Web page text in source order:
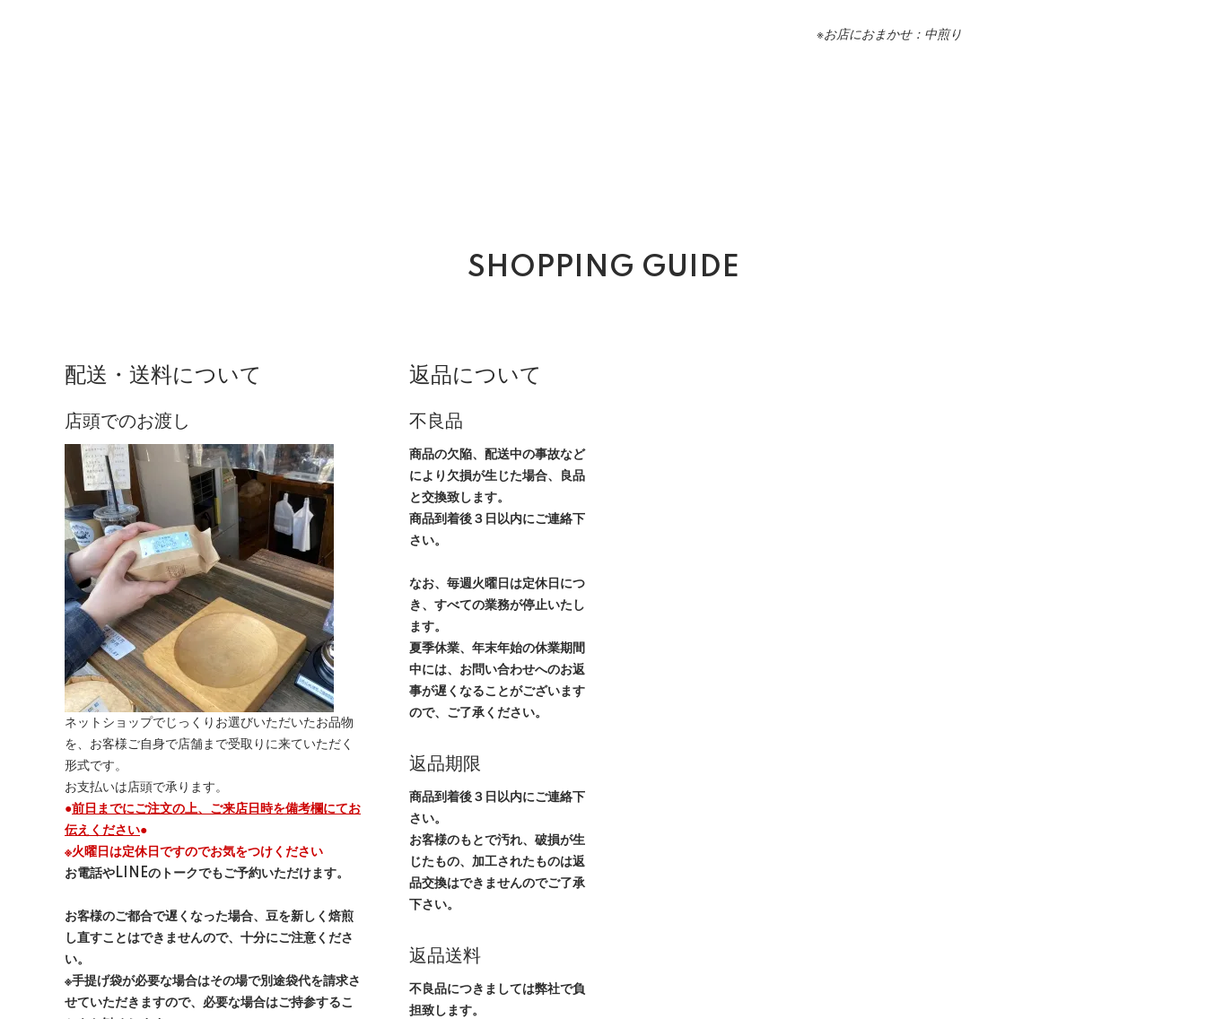
※お店におまかせ：中煎り
SHOPPING GUIDE
配送・送料について
店頭でのお渡し
ネットショップでじっくりお選びいただいたお品物
を、お客様ご自身で店舗まで受取りに来ていただく
形式です。
お支払いは店頭で承ります。
●前日までにご注文の上、ご来店日時を備考欄にてお
伝えください●
※火曜日は定休日ですのでお気をつけください
お電話やLINEのトークでもご予約いただけます。
お客様のご都合で遅くなった場合、豆を新しく焙煎
し直すことはできませんので、十分にご注意くださ
い。
※手提げ袋が必要な場合はその場で別途袋代を請求さ
せていただきますので、必要な場合はご持参するこ
返品について
不良品
商品の欠陥、配送中の事故など
により欠損が生じた場合、良品
と交換致します。
商品到着後３日以内にご連絡下
さい。
なお、毎週火曜日は定休日につ
き、すべての業務が停止いたし
ます。
夏季休業、年末年始の休業期間
中には、お問い合わせへのお返
事が遅くなることがございます
ので、ご了承ください。
返品期限
商品到着後３日以内にご連絡下
さい。
お客様のもとで汚れ、破損が生
じたもの、加工されたものは返
品交換はできませんのでご了承
下さい。
返品送料
不良品につきましては弊社で負
担致します。